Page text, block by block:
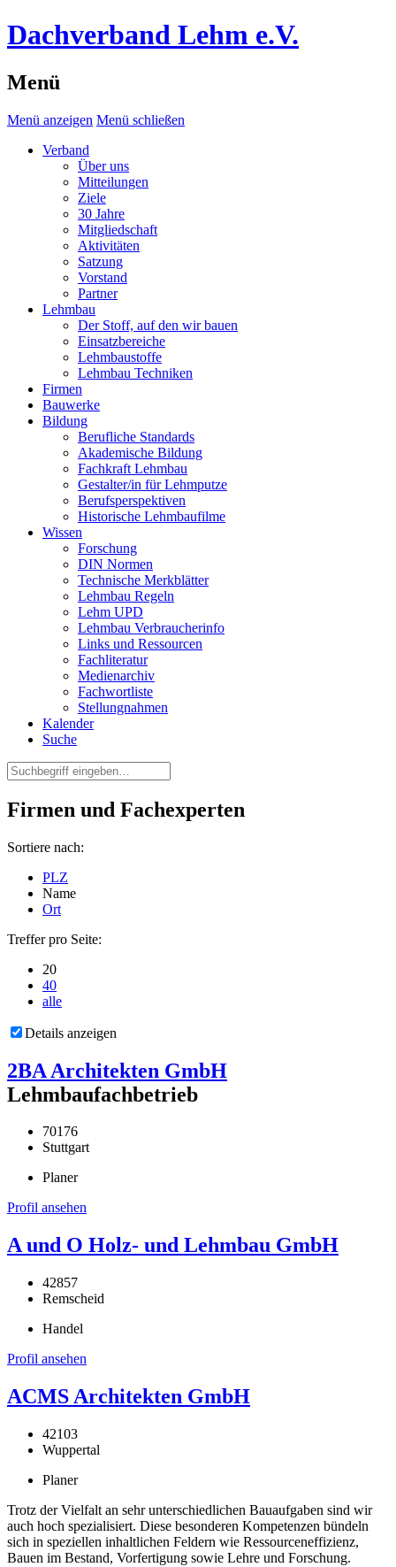
Dachverband Lehm e.V.
Menü
Menü anzeigen Menü schließen
Verband
Über uns
Mitteilungen
Ziele
30 Jahre
Mitgliedschaft
Aktivitäten
Satzung
Vorstand
Partner
Lehmbau
Der Stoff, auf den wir bauen
Einsatzbereiche
Lehmbaustoffe
Lehmbau Techniken
Firmen
Bauwerke
Bildung
Berufliche Standards
Akademische Bildung
Fachkraft Lehmbau
Gestalter/in für Lehmputze
Berufsperspektiven
Historische Lehmbaufilme
Wissen
Forschung
DIN Normen
Technische Merkblätter
Lehmbau Regeln
Lehm UPD
Lehmbau Verbraucherinfo
Links und Ressourcen
Fachliteratur
Medienarchiv
Fachwortliste
Stellungnahmen
Kalender
Suche
Firmen und Fachexperten
Sortiere nach:
PLZ
Name
Ort
Treffer pro Seite:
20
40
alle
Details anzeigen
2BA Architekten GmbH
Lehmbaufachbetrieb
70176
Stuttgart
Planer
Profil ansehen
A und O Holz- und Lehmbau GmbH
42857
Remscheid
Handel
Profil ansehen
ACMS Architekten GmbH
42103
Wuppertal
Planer
Trotz der Vielfalt an sehr unterschiedlichen Bauaufgaben sind wir
auch hoch spezialisiert. Diese besonderen Kompetenzen bündeln
sich in speziellen inhaltlichen Feldern wie Ressourceneffizienz,
Bauen im Bestand, Vorfertigung sowie Lehre und Forschung.